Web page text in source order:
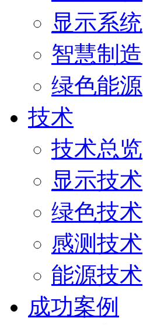
显示系统
智慧制造
绿色能源
技术
技术总览
显示技术
绿色技术
感测技术
能源技术
成功案例